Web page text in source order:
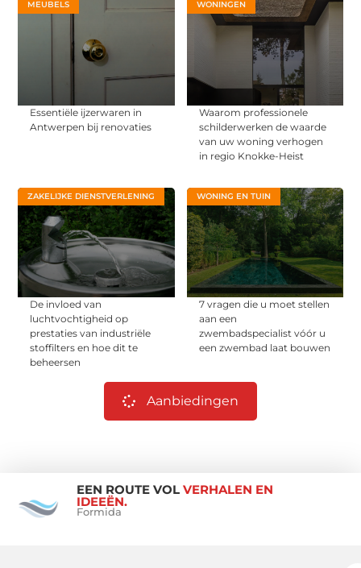
MEUBELS
Essentiële ijzerwaren in
Antwerpen bij renovaties
WONINGEN
Waarom professionele
schilderwerken de waarde
van uw woning verhogen
in regio Knokke-Heist
ZAKELIJKE DIENSTVERLENING
De invloed van
luchtvochtigheid op
prestaties van industriële
stoffilters en hoe dit te
beheersen
WONING EN TUIN
7 vragen die u moet stellen
aan een
zwembadspecialist vóór u
een zwembad laat bouwen
Aanbiedingen
EEN ROUTE VOL VERHALEN EN
IDEEËN.
Formida